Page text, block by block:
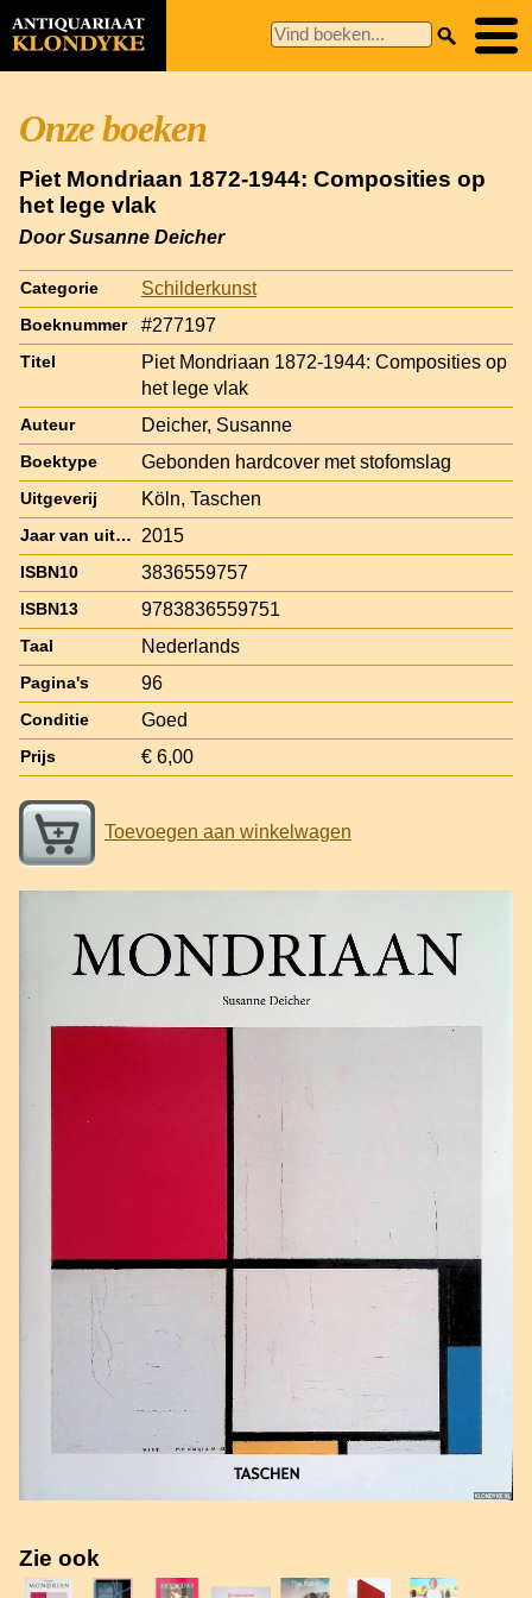
Onze boeken
Piet Mondriaan 1872-1944: Composities op
het lege vlak
Door Susanne Deicher
Categorie Schilderkunst
Boeknummer #277197
Titel
Piet Mondriaan 1872-1944: Composities op
het lege vlak
Auteur Deicher, Susanne
Boektype Gebonden hardcover met stofomslag
Uitgeverij Köln, Taschen
Jaar van uitgave 2015
ISBN10 3836559757
ISBN13 9783836559751
Taal Nederlands
Pagina's 96
Conditie Goed
Prijs € 6,00
Toevoegen aan winkelwagen
Zie ook